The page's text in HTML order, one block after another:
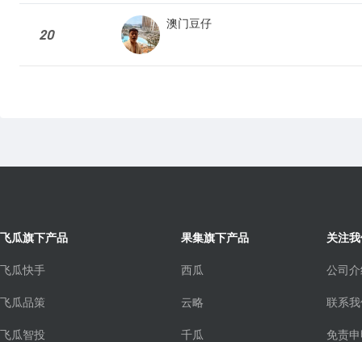
20
澳门豆仔
飞瓜旗下产品
飞瓜快手
飞瓜品策
飞瓜智投
果集旗下产品
西瓜
云略
千瓜
关注
公司
联系
免责